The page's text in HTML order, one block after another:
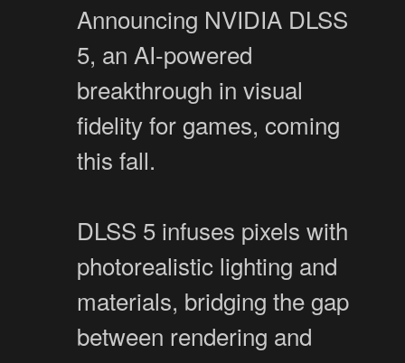
Announcing NVIDIA DLSS
5, an AI-powered
breakthrough in visual
fidelity for games, coming
this fall.
DLSS 5 infuses pixels with
photorealistic lighting and
materials, bridging the gap
between rendering and